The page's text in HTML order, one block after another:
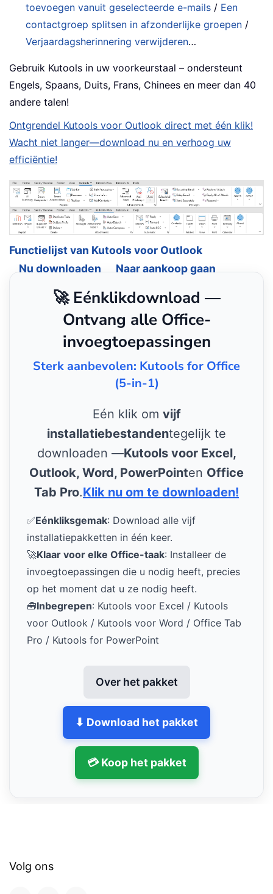
toevoegen vanuit geselecteerde e-mails / Een
contactgroep splitsen in afzonderlijke groepen /
Verjaardagsherinnering verwijderen…
Gebruik Kutools in uw voorkeurstaal – ondersteunt
Engels, Spaans, Duits, Frans, Chinees en meer dan 40
andere talen!
Ontgrendel Kutools voor Outlook direct met één klik!
Wacht niet langer—download nu en verhoog uw
efficiëntie!
Functielijst van Kutools voor Outlook
Nu downloaden
Naar aankoop gaan
🚀 Eénklikdownload —
Ontvang alle Office-
invoegtoepassingen
Sterk aanbevolen: Kutools for Office
(5-in-1)
Eén klik om vijf
installatiebestandentegelijk te
downloaden —Kutools voor Excel,
Outlook, Word, PowerPointen Office
Tab Pro.Klik nu om te downloaden!
✅Eénkliksgemak: Download alle vijf
installatiepakketten in één keer.
🚀Klaar voor elke Office-taak: Installeer de
invoegtoepassingen die u nodig heeft, precies
op het moment dat u ze nodig heeft.
🧰Inbegrepen: Kutools voor Excel / Kutools
voor Outlook / Kutools voor Word / Office Tab
Pro / Kutools for PowerPoint
Over het pakket
⬇ Download het pakket
💳 Koop het pakket
Volg ons